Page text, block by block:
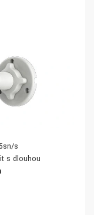
s
s dlouhou